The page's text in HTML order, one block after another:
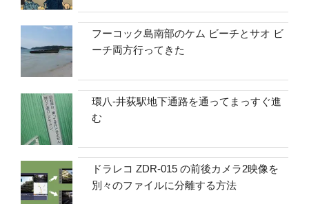
フーコック島南部のケム ビーチとサオ ビ
ーチ両方行ってきた
環八-井荻駅地下通路を通ってまっすぐ進
む
ドラレコ ZDR-015 の前後カメラ2映像を
別々のファイルに分離する方法